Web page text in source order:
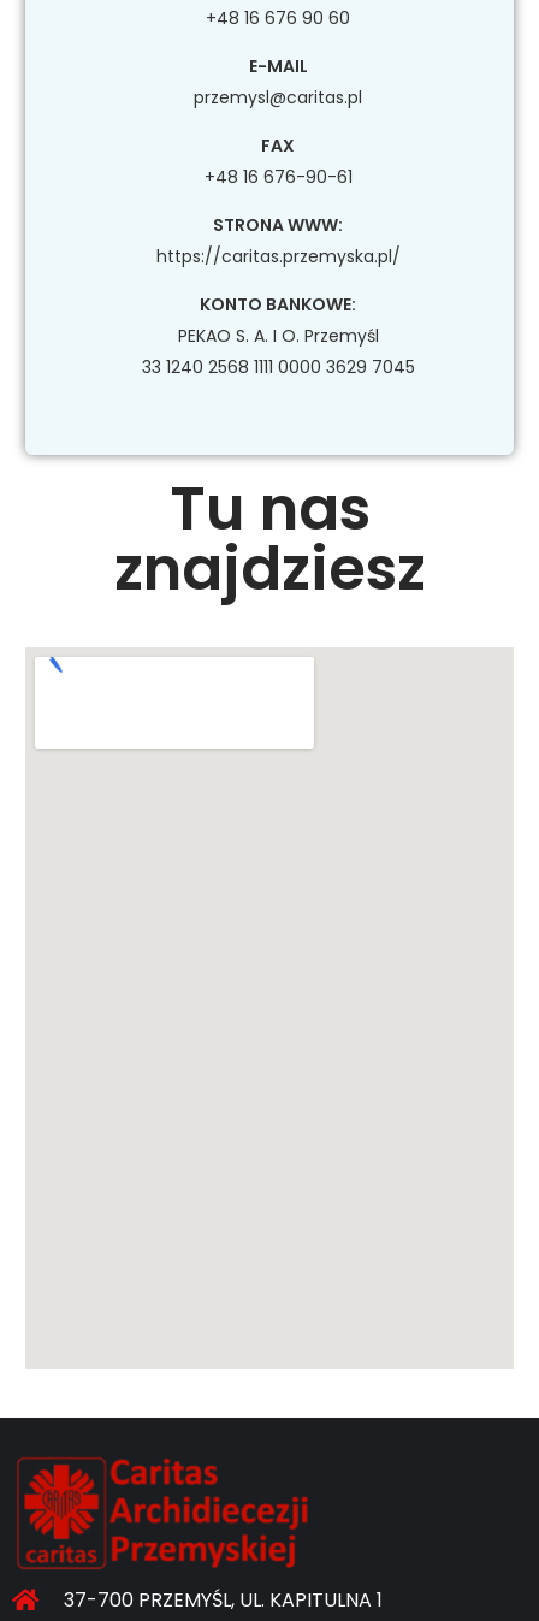
+48 16 676 90 60
E-MAIL
przemysl@caritas.pl
FAX
+48 16 676-90-61
STRONA WWW:
https://caritas.przemyska.pl/
KONTO BANKOWE:
PEKAO S. A. I O. Przemyśl
33 1240 2568 1111 0000 3629 7045
Tu nas
znajdziesz
37-700 PRZEMYŚL, UL. KAPITULNA 1